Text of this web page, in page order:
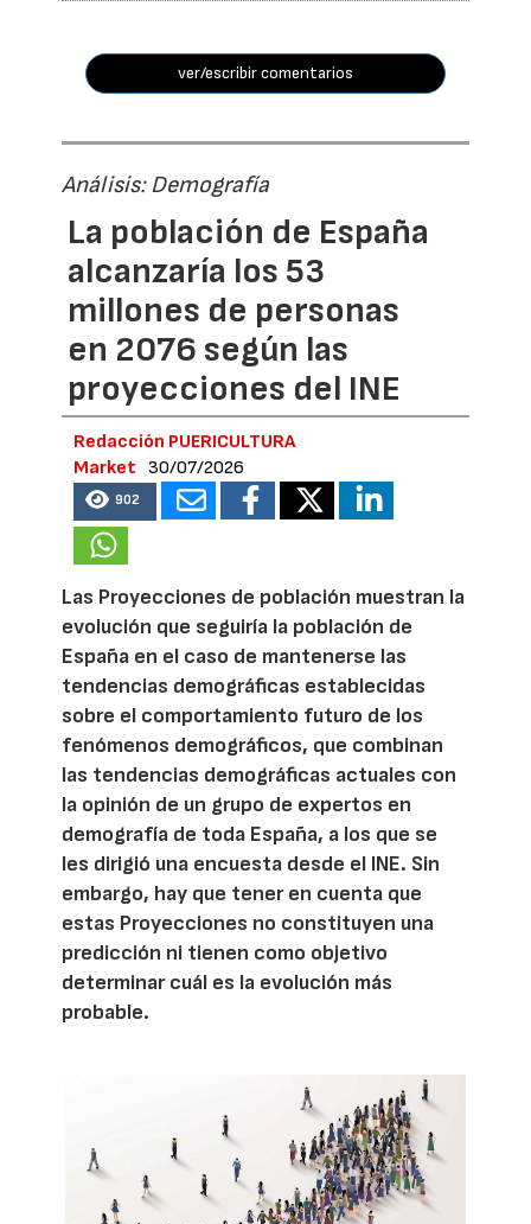
ver/escribir comentarios
Análisis: Demografía
La población de España
alcanzaría los 53
millones de personas
en 2076 según las
proyecciones del INE
Redacción PUERICULTURA
Market
30/07/2026
902
Las Proyecciones de población muestran la
evolución que seguiría la población de
España en el caso de mantenerse las
tendencias demográficas establecidas
sobre el comportamiento futuro de los
fenómenos demográficos, que combinan
las tendencias demográficas actuales con
la opinión de un grupo de expertos en
demografía de toda España, a los que se
les dirigió una encuesta desde el INE. Sin
embargo, hay que tener en cuenta que
estas Proyecciones no constituyen una
predicción ni tienen como objetivo
determinar cuál es la evolución más
probable.